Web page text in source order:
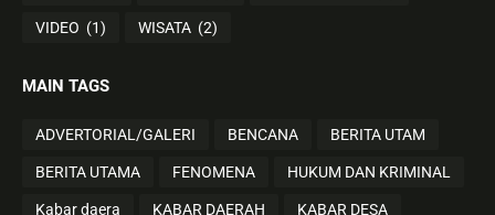
VIDEO (1) WISATA (2)
MAIN TAGS
ADVERTORIAL/GALERI BENCANA BERITA UTAM
BERITA UTAMA FENOMENA HUKUM DAN KRIMINAL
Kabar daera KABAR DAERAH KABAR DESA